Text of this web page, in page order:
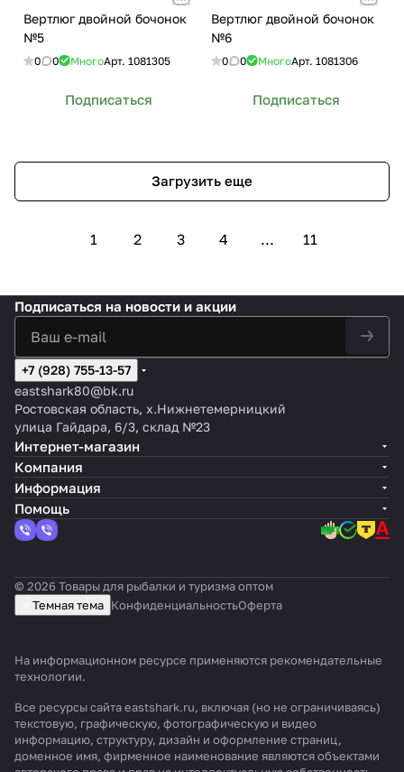
Вертлюг двойной бочонок
№5
0 0 МногоАрт. 1081305
Подписаться
Вертлюг двойной бочонок
№6
0 0 МногоАрт. 1081306
Подписаться
Загрузить еще
1 2 3 4 ... 11
Подписаться на новости и акции
+7 (928) 755-13-57
eastshark80@bk.ru
Ростовская область, х.Нижнетемерницкий
улица Гайдара, 6/3, склад №23
Интернет-магазин
Компания
Информация
Помощь
© 2026 Товары для рыбалки и туризма оптом
Темная тема КонфиденциальностьОферта
На информационном ресурсе применяются рекомендательные
технологии.
Все ресурсы сайта eastshark.ru, включая (но не ограничиваясь)
текстовую, графическую, фотографическую и видео
информацию, структуру, дизайн и оформление страниц,
доменное имя, фирменное наименование являются объектами